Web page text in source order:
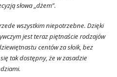
słowa „dżem”.
wszystkim niepotrzebne. Dzięki
jest teraz piętnaście rodzajów
centów za słoik, bez
tak dostępny, że w zasadzie